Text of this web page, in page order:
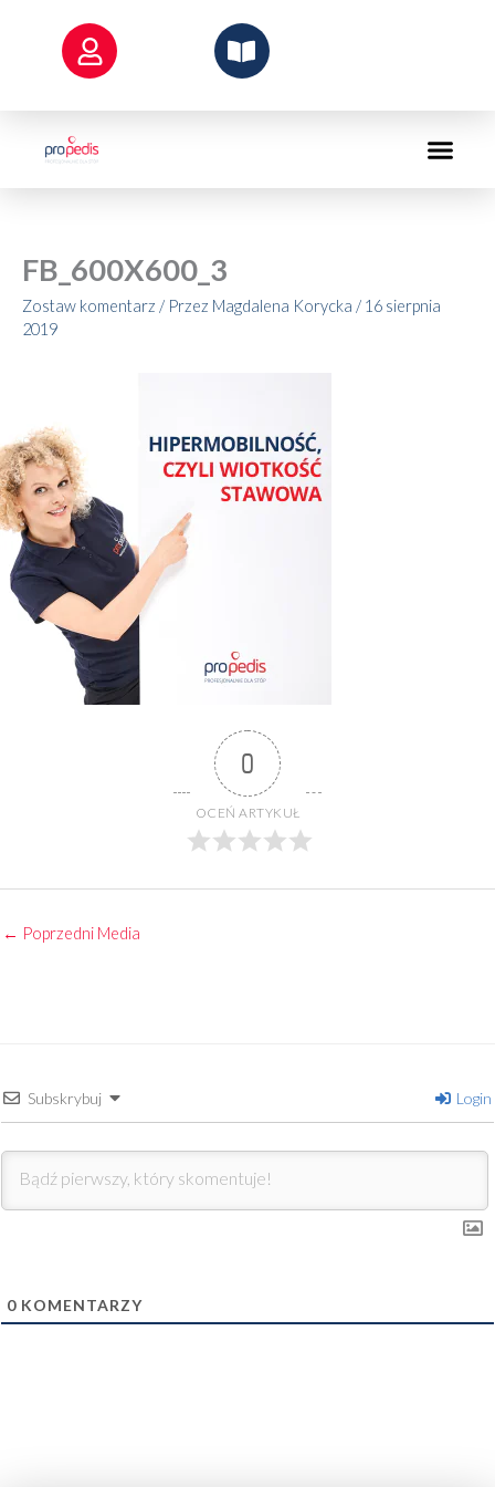
FB_600X600_3
Zostaw komentarz / Przez Magdalena Korycka / 16 sierpnia
2019
0
OCEŃ ARTYKUŁ
← Poprzedni Media
Subskrybuj Login
0 KOMENTARZY